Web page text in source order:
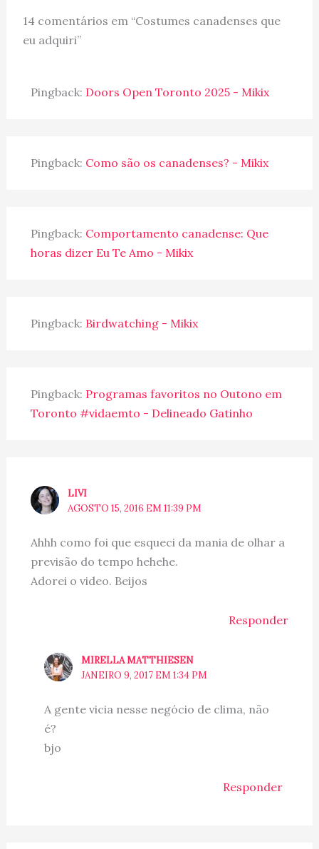
14 comentários em “Costumes canadenses que
eu adquiri”
Pingback: Doors Open Toronto 2025 - Mikix
Pingback: Como são os canadenses? - Mikix
Pingback: Comportamento canadense: Que
horas dizer Eu Te Amo - Mikix
Pingback: Birdwatching - Mikix
Pingback: Programas favoritos no Outono em
Toronto #vidaemto - Delineado Gatinho
LIVI
AGOSTO 15, 2016 EM 11:39 PM
Ahhh como foi que esqueci da mania de olhar a
previsão do tempo hehehe.
Adorei o video. Beijos
Responder
MIRELLA MATTHIESEN
JANEIRO 9, 2017 EM 1:34 PM
A gente vicia nesse negócio de clima, não
é?
bjo
Responder